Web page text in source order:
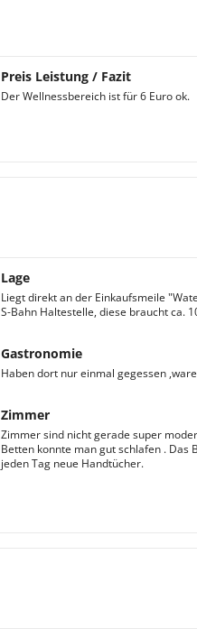
Preis Leistung / Fazit
Der Wellnessbereich ist für 6 Euro ok.
Lage
Liegt direkt an der Einkaufsmeile
S-Bahn Haltestelle, diese braucht ca.
Gastronomie
Haben dort nur einmal gegessen
Zimmer
Zimmer sind nicht gerade super
Betten konnte man gut schlafen . Das
jeden Tag neue Handtücher.